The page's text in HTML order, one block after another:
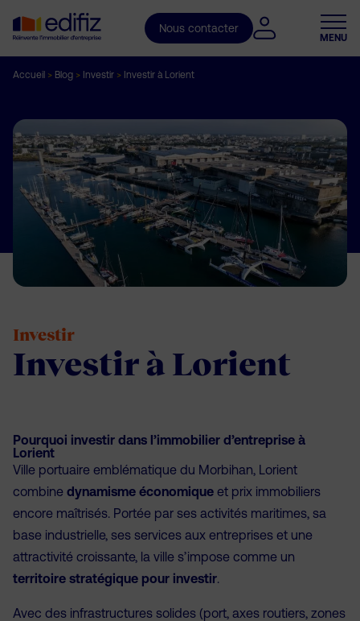
Nous contacter
MENU
Accueil > Blog > Investir > Investir à Lorient
Investir
Investir à Lorient
Pourquoi investir dans l’immobilier d’entreprise à
Lorient
Ville portuaire emblématique du Morbihan, Lorient
combine dynamisme économique et prix immobiliers
encore maîtrisés. Portée par ses activités maritimes, sa
base industrielle, ses services aux entreprises et une
attractivité croissante, la ville s’impose comme un
territoire stratégique pour investir.
Avec des infrastructures solides (port, axes routiers, zones